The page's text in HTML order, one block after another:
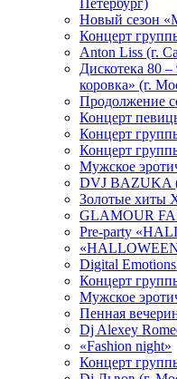
Петербург)
Новый сезон
Концерт
Anton Liss (г.
Дискотека 80
коровка» (г.
Продолжение
Концерт
Концерт
Концерт
Мужское
DVJ BAZUKA
Золотые хиты
GLAMOUR
Pre-party
Digital
Концерт
Мужское
Пенная
Dj Alexey
«Fashion night»
Концерт